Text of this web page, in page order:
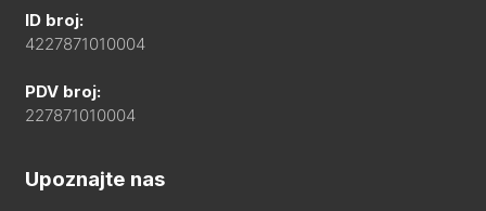
ID broj:
4227871010004
PDV broj:
227871010004
Upoznajte nas